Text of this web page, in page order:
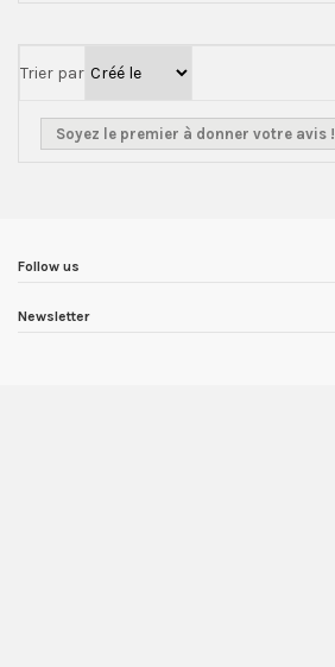
Trier par
Soyez le premier à donner votre avis !
Follow us
Newsletter